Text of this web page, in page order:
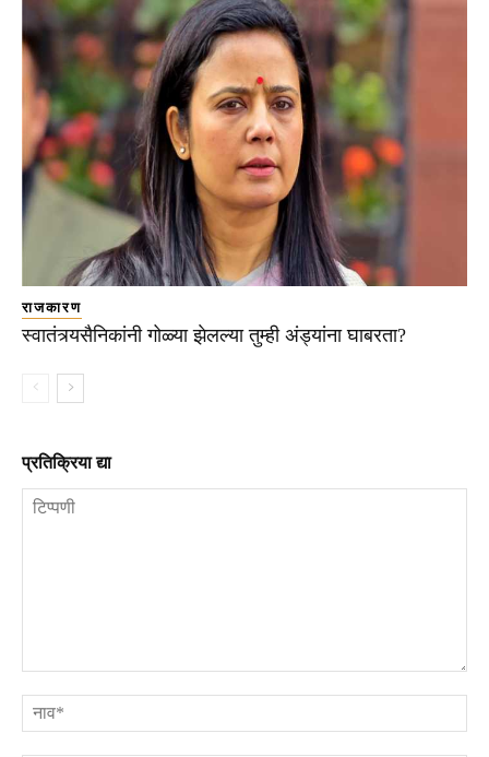
राजकारण
स्वातंत्र्यसैनिकांनी गोळ्या झेलल्या तुम्ही अंड्यांना घाबरता?
प्रतिक्रिया द्या